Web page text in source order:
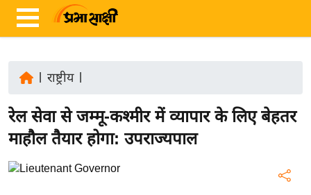
ज़ा
ख
र
राष्ट्रीय|
रेल सेवा से जम्मू-कश्मीर में व्यापार के लिए बेहतर
माहौल तैयार होगा: उपराज्यपाल